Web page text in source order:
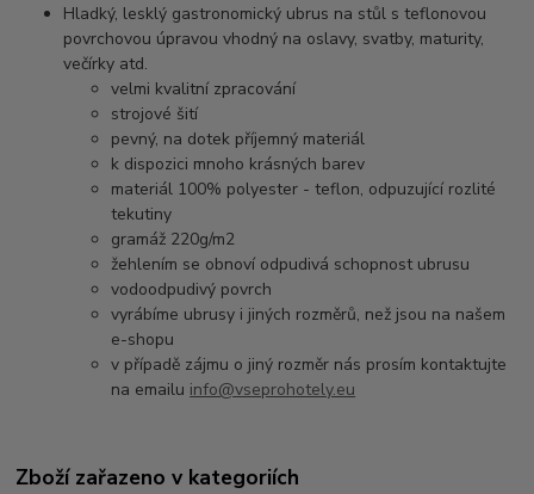
Hladký, lesklý gastronomický ubrus na stůl s teflonovou
povrchovou úpravou vhodný na oslavy, svatby, maturity,
večírky atd.
velmi kvalitní zpracování
strojové šití
pevný, na dotek příjemný materiál
k dispozici mnoho krásných barev
materiál 100% polyester - teflon, odpuzující rozlité
tekutiny
gramáž 220g/m2
žehlením se obnoví odpudivá schopnost ubrusu
vodoodpudivý povrch
vyrábíme ubrusy i jiných rozměrů, než jsou na našem
e-shopu
v případě zájmu o jiný rozměr nás prosím kontaktujte
na emailu info@vseprohotely.eu
Zboží zařazeno v kategoriích